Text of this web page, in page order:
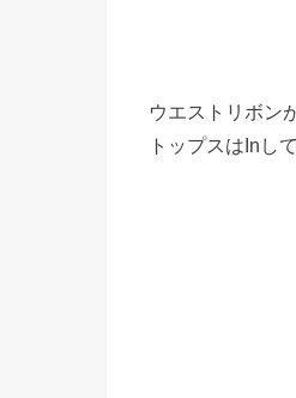
ウエストリボン
トップスはInし